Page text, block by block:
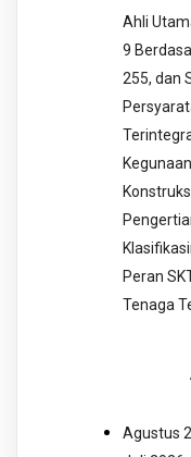
Ahli
9
255, dan
Peran
Tenaga
Agustus